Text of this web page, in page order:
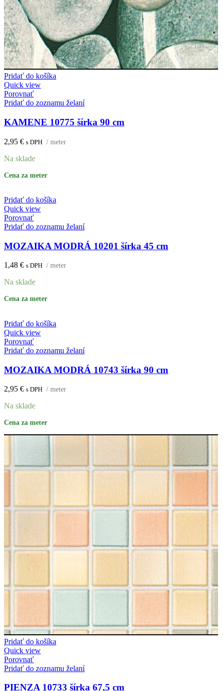
Pridať do košíka
Quick view
Porovnať
Pridať do zoznamu želaní
KAMENE 10775 šírka 90 cm
2,95 € s DPH / meter
Na sklade
Cena za meter
Pridať do košíka
Quick view
Porovnať
Pridať do zoznamu želaní
MOZAIKA MODRÁ 10201 šírka 45 cm
1,48 € s DPH / meter
Na sklade
Cena za meter
Pridať do košíka
Quick view
Porovnať
Pridať do zoznamu želaní
MOZAIKA MODRÁ 10743 šírka 90 cm
2,95 € s DPH / meter
Na sklade
Cena za meter
Pridať do košíka
Quick view
Porovnať
Pridať do zoznamu želaní
PIENZA 10733 šírka 67,5 cm